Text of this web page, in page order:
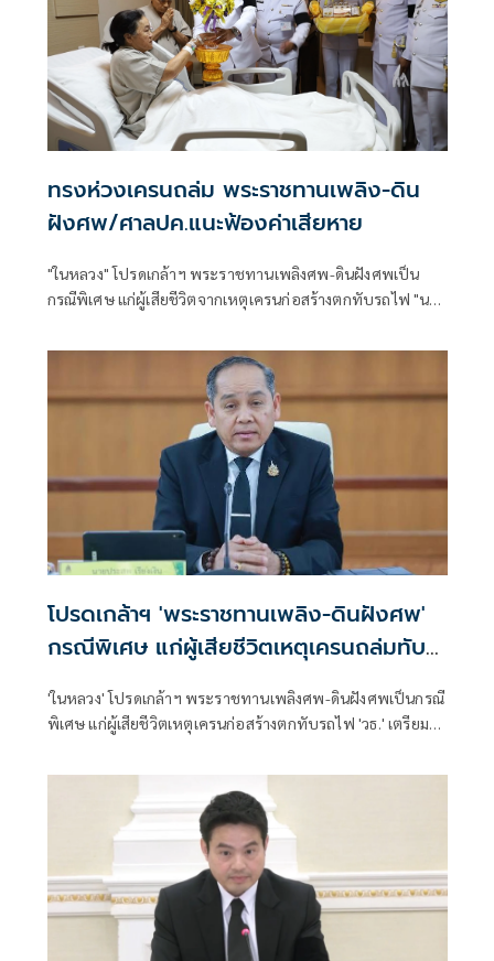
ทรงห่วงเครนถล่ม พระราชทานเพลิง-ดิน
ฝังศพ/ศาลปค.แนะฟ้องค่าเสียหาย
"ในหลวง" โปรดเกล้าฯ พระราชทานเพลิงศพ-ดินฝังศพเป็น
กรณีพิเศษ แก่ผู้เสียชีวิตจากเหตุเครนก่อสร้างตกทับรถไฟ "นา
ประมาท-เลินเล่อ
โปรดเกล้าฯ 'พระราชทานเพลิง-ดินฝังศพ'
กรณีพิเศษ แก่ผู้เสียชีวิตเหตุเครนถล่มทับ
'ในหลวง' โปรดเกล้าฯ พระราชทานเพลิงศพ-ดินฝังศพเป็นกรณี
พิเศษ แก่ผู้เสียชีวิตเหตุเครนก่อสร้างตกทับรถไฟ 'วธ.' เตรียม